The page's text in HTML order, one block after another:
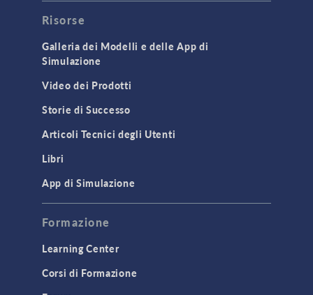
Risorse
Galleria dei Modelli e delle App di
Simulazione
Video dei Prodotti
Storie di Successo
Articoli Tecnici degli Utenti
Libri
App di Simulazione
Formazione
Learning Center
Corsi di Formazione